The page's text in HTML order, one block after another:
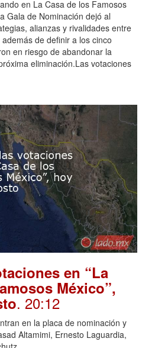
en La Casa de los Famosos
Gala de Nominación dejó al
alianzas y rivalidades entre
de definir a los cinco
en riesgo de abandonar la
eliminación.Las votaciones
en “La
México”,
. 20:12
en la placa de nominación y
Altamimi, Ernesto Laguardia,